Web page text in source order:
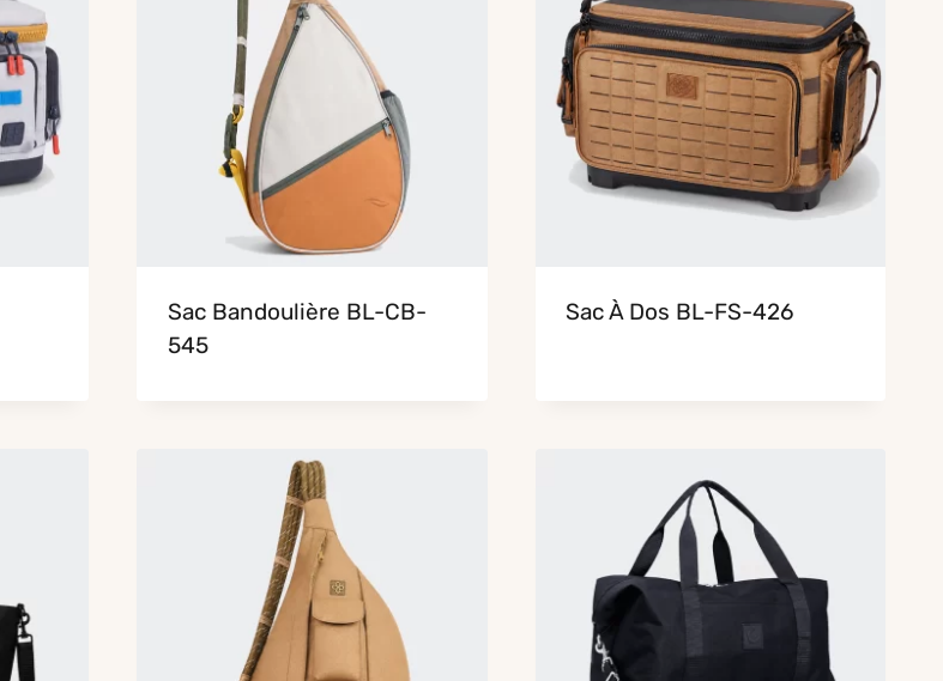
Sac Bandoulière BL-CB-
545
Sac À Dos BL-FS-426